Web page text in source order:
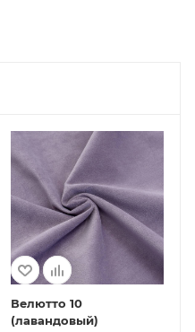
Велютто 10
(лавандовый)